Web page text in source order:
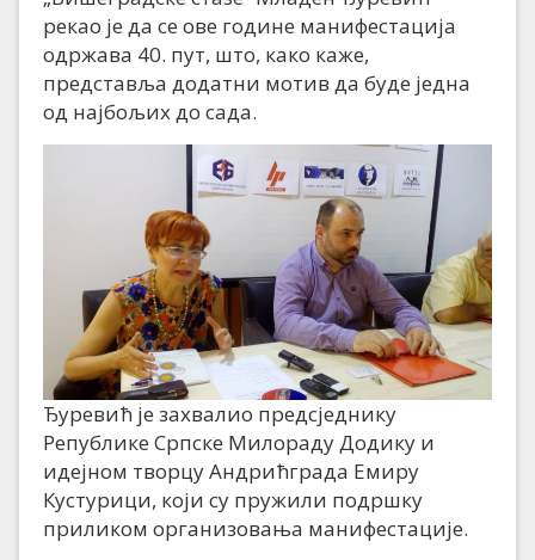
рекао је да се ове године манифестација
одржава 40. пут, што, како каже,
представља додатни мотив да буде једна
од најбољих до сада.
Ђуревић је захвалио предсједнику
Републике Српске Милораду Додику и
идејном творцу Андрићграда Емиру
Кустурици, који су пружили подршку
приликом организовања манифестације.